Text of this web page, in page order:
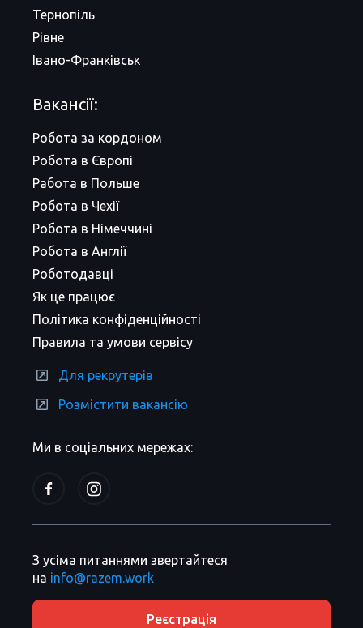
Ми в соціальних мережах:
Тернопіль
Рівне
Івано-Франківськ
Вакансії:
Робота за кордоном
Робота в Європі
Работа в Польше
Робота в Чехії
Робота в Німеччині
Робота в Англії
Роботодавці
Як це працює
Політика конфіденційності
Правила та умови сервісу
Для рекрутерів
Розмістити вакансію
З усіма питаннями звертайтеся
на info@razem.work
Реєстрація